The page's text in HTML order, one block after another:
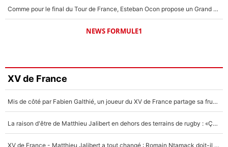
Comme pour le final du Tour de France, Esteban Ocon propose un Grand Prix de Formule 1 à Paris : «Autour de l’Arc de Triomphe, ce serait génial» !
NEWS FORMULE1
XV de France
Mis de côté par Fabien Galthié, un joueur du XV de France partage sa frustration : «ils ne me l’ont pas dit tout de suite»
La raison d'être de Matthieu Jalibert en dehors des terrains de rugby : «Ça m'atteint autant que si tu touches à un membre de ma famille»
XV de France - Matthieu Jalibert a tout changé : Romain Ntamack doit-il s’inquiéter pour sa place à un an de la Coupe du monde ?